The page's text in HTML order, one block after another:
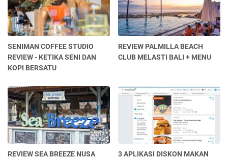
SENIMAN COFFEE STUDIO
REVIEW - KETIKA SENI DAN
KOPI BERSATU
REVIEW PALMILLA BEACH
CLUB MELASTI BALI + MENU
REVIEW SEA BREEZE NUSA
3 APLIKASI DISKON MAKAN